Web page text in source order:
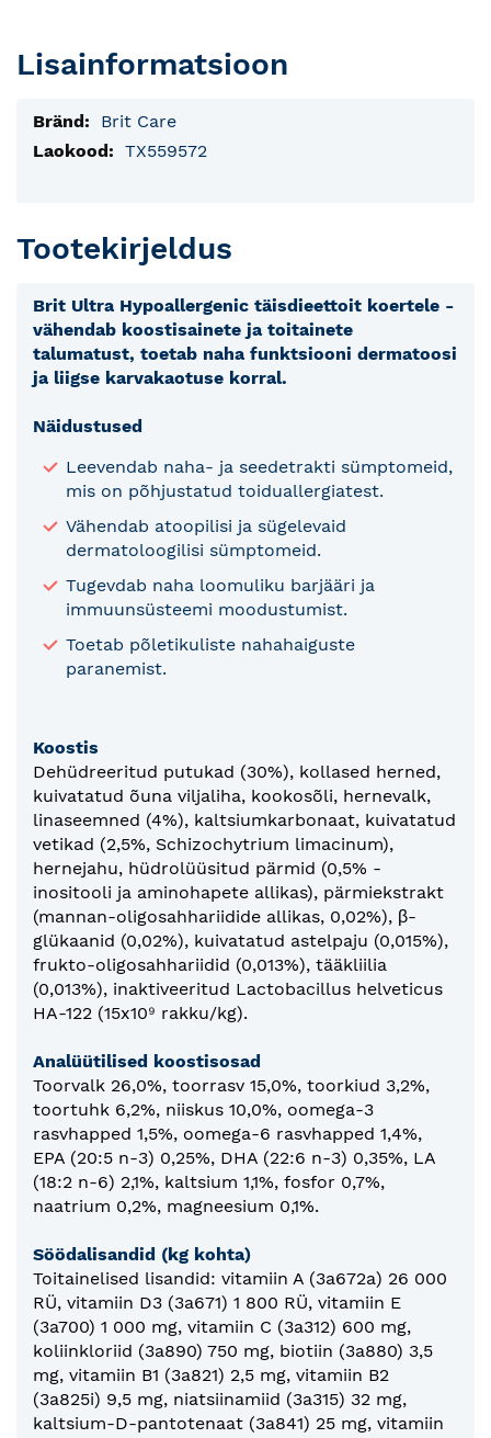
Lisainformatsioon
Lisainfo
Brit Care
TX559572
Tootekirjeldus
Brit Ultra Hypoallergenic täisdieettoit koertele -
vähendab koostisainete ja toitainete
talumatust, toetab naha funktsiooni dermatoosi
ja liigse karvakaotuse korral.
Näidustused
Leevendab naha- ja seedetrakti sümptomeid,
mis on põhjustatud toiduallergiatest.
Vähendab atoopilisi ja sügelevaid
dermatoloogilisi sümptomeid.
Tugevdab naha loomuliku barjääri ja
immuunsüsteemi moodustumist.
Toetab põletikuliste nahahaiguste
paranemist.
Koostis
Dehüdreeritud putukad (30%), kollased herned,
kuivatatud õuna viljaliha, kookosõli, hernevalk,
linaseemned (4%), kaltsiumkarbonaat, kuivatatud
vetikad (2,5%, Schizochytrium limacinum),
hernejahu, hüdrolüüsitud pärmid (0,5% -
inositooli ja aminohapete allikas), pärmiekstrakt
(mannan-oligosahhariidide allikas, 0,02%), β-
glükaanid (0,02%), kuivatatud astelpaju (0,015%),
frukto-oligosahhariidid (0,013%), tääkliilia
(0,013%), inaktiveeritud Lactobacillus helveticus
HA-122 (15x10⁹ rakku/kg).
Analüütilised koostisosad
Toorvalk 26,0%, toorrasv 15,0%, toorkiud 3,2%,
toortuhk 6,2%, niiskus 10,0%, oomega-3
rasvhapped 1,5%, oomega-6 rasvhapped 1,4%,
EPA (20:5 n-3) 0,25%, DHA (22:6 n-3) 0,35%, LA
(18:2 n-6) 2,1%, kaltsium 1,1%, fosfor 0,7%,
naatrium 0,2%, magneesium 0,1%.
Söödalisandid (kg kohta)
Toitainelised lisandid: vitamiin A (3a672a) 26 000
RÜ, vitamiin D3 (3a671) 1 800 RÜ, vitamiin E
(3a700) 1 000 mg, vitamiin C (3a312) 600 mg,
koliinkloriid (3a890) 750 mg, biotiin (3a880) 3,5
mg, vitamiin B1 (3a821) 2,5 mg, vitamiin B2
(3a825i) 9,5 mg, niatsiinamiid (3a315) 32 mg,
kaltsium-D-pantotenaat (3a841) 25 mg, vitamiin